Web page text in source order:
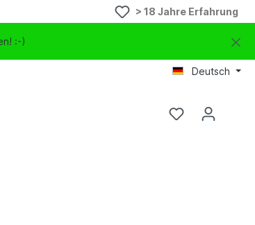
> 18 Jahre Erfahrung
:-)
Deutsch